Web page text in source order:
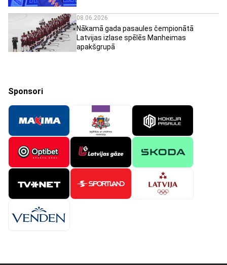
08.06.2026
Nākamā gada pasaules čempionātā
Latvijas izlase spēlēs Manheimas
apakšgrupā
Sponsori